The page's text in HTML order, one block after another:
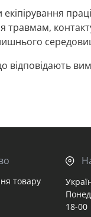
травмам,
відповідають
енергетики
товару
18-00